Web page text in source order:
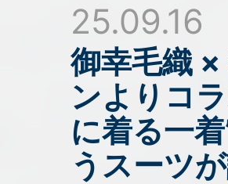
25.09.16
御幸毛織
ンよりコ
に着る一
うスーツ